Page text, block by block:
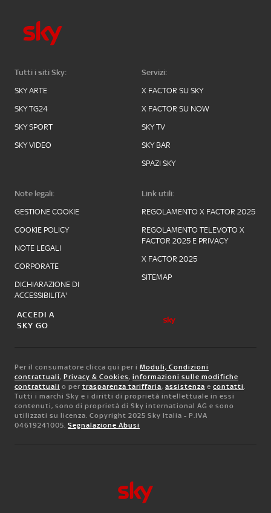
Tutti i siti Sky:
SKY ARTE
SKY TG24
SKY SPORT
SKY VIDEO
Servizi:
X FACTOR SU SKY
X FACTOR SU NOW
SKY TV
SKY BAR
SPAZI SKY
Note legali:
GESTIONE COOKIE
COOKIE POLICY
NOTE LEGALI
CORPORATE
DICHIARAZIONE DI
ACCESSIBILITA'
Link utili:
REGOLAMENTO X FACTOR 2025
REGOLAMENTO TELEVOTO X
FACTOR 2025 E PRIVACY
X FACTOR 2025
SITEMAP
ACCEDI A
SKY GO
Per il consumatore clicca qui per i Moduli, Condizioni
contrattuali, Privacy & Cookies, informazioni sulle modifiche
contrattuali o per trasparenza tariffaria, assistenza e contatti.
Tutti i marchi Sky e i diritti di proprietà intellettuale in essi
contenuti, sono di proprietà di Sky international AG e sono
utilizzati su licenza. Copyright 2025 Sky Italia - P.IVA
04619241005. Segnalazione Abusi